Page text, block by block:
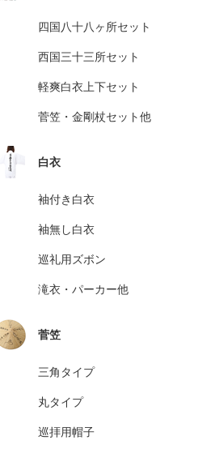
四国八十八ヶ所セット
西国三十三所セット
軽爽白衣上下セット
菅笠・金剛杖セット他
白衣
袖付き白衣
袖無し白衣
巡礼用ズボン
滝衣・パーカー他
菅笠
三角タイプ
丸タイプ
巡拝用帽子